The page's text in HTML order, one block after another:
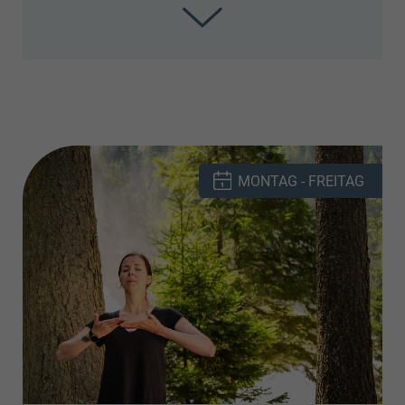
Unsere Diätologin zeigt wie man mit gesunder
Ernährung den Darm stärken kann. Dies
steigert das Wohlbefinden, stärkt das
Immunsystem und schützt vor Allergien und
Unverträglichkeiten.
Anmeldung
bis Mittwoch, 17.00 Uhr
Treffpunkt
Freitag, 09.30 Uhr, Therapieplatz
MONTAG - FREITAG